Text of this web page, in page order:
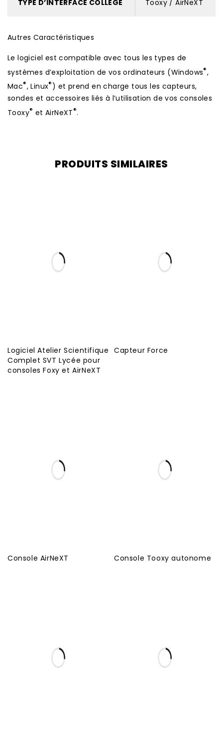
TYPE D’INTERFACE COLLÈGE Tooxy / AirNeXT
Autres Caractéristiques
Le logiciel est compatible avec tous les types de
systèmes d’exploitation de vos ordinateurs (Windows®,
Mac®, Linux®) et prend en charge tous les capteurs,
sondes et accessoires liés à l’utilisation de vos consoles
Tooxy® et AirNeXT®.
PRODUITS SIMILAIRES
Logiciel Atelier Scientifique
Complet SVT Lycée pour
consoles Foxy et AirNeXT
Capteur Force
Console AirNeXT Console Tooxy autonome